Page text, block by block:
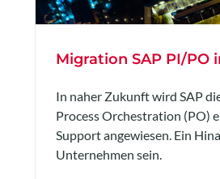
Migration SAP PI/PO
In naher Zukunft wird SAP
Process Orchestration (PO)
Support angewiesen. Ein
Unternehmen sein.